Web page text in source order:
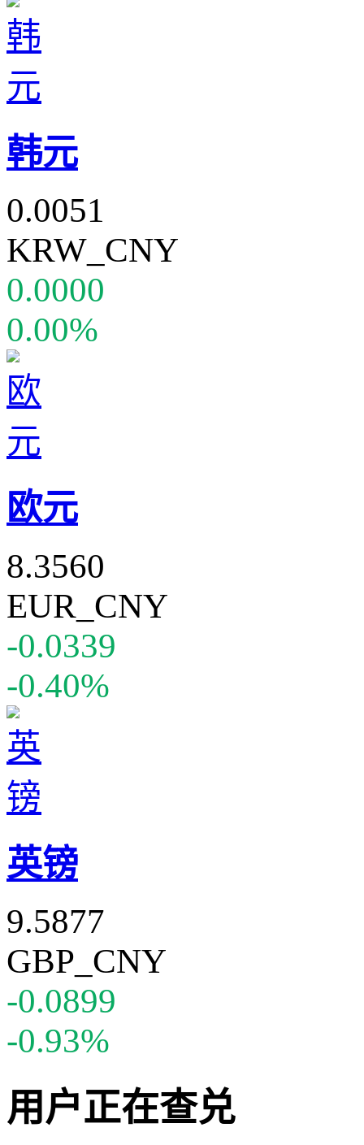
韩元
0.0051
KRW_CNY
0.0000
0.00%
欧元
8.3560
EUR_CNY
-0.0339
-0.40%
英镑
9.5877
GBP_CNY
-0.0899
-0.93%
用户正在查兑